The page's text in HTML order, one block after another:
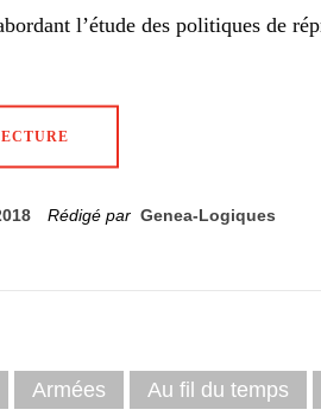
l’étude des politiques de
Rédigé par Genea-Logiques
Armées Au fil du temps